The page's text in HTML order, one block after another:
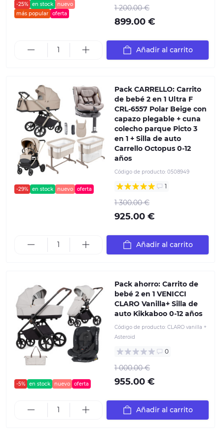
-25% en stock
nuevo
más popular
oferta
1 200.00 €
899.00 €
Añadir al carrito
-29% en stock nuevo oferta
Pack CARRELLO: Carrito
de bebé 2 en 1 Ultra F
CRL-6557 Polar Beige con
capazo plegable + сuna
colecho parque Picto 3
en 1 + Silla de auto
Carrello Octopus 0-12
años
Código de producto: 0508949
1
1 300.00 €
925.00 €
Añadir al carrito
-5% en stock nuevo oferta
Pack ahorro: Carrito de
bebé 2 en 1 VENICCI
CLARO Vanilla+ Silla de
auto Kikkaboo 0-12 años
Código de producto: CLARO vanilla +
Asteroid
0
1 000.00 €
955.00 €
Añadir al carrito